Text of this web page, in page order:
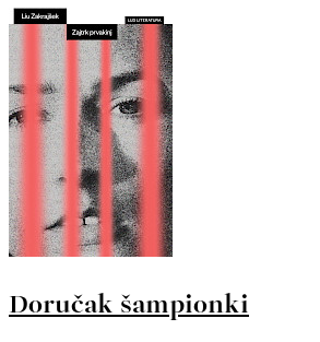
Doručak šampionki